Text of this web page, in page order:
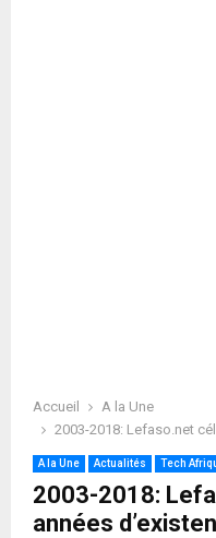
Accueil
A la Une
2003-2018: Lefaso.net
A la Une Actualités Tech
2003-2018:
années